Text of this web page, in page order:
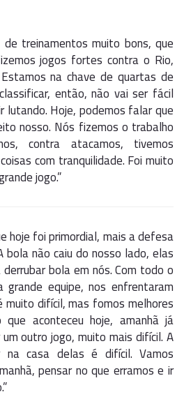
de treinamentos muito bons, que
jogos fortes contra o Rio,
na chave de quartas de
então, não vai ser fácil
lutando. Hoje, podemos falar que
nosso. Nós fizemos o trabalho
contra atacamos, tivemos
com tranquilidade. Foi muito
jogo.”
hoje foi primordial, mais a defesa
não caiu do nosso lado, elas
bola em nós. Com todo o
equipe, nos enfrentaram
difícil, mas fomos melhores
aconteceu hoje, amanhã já
outro jogo, muito mais difícil. A
casa delas é difícil. Vamos
pensar no que erramos e ir